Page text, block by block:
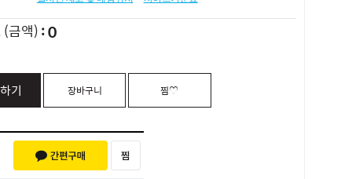
(금액) 0
기 장바구니 찜♡